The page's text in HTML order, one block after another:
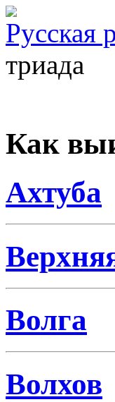
Русская
триада
Как
Ахтуба
Волга
Волхов